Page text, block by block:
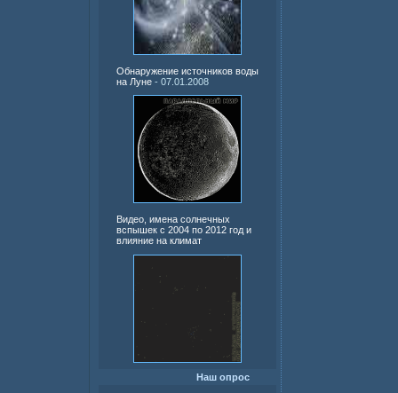
Обнаружение источников воды
на Луне - 07.01.2008
Видео, имена солнечных
вспышек с 2004 по 2012 год и
влияние на климат
Наш опрос